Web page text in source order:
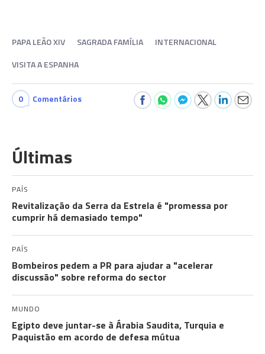
PAPA LEÃO XIV SAGRADA FAMÍLIA
INTERNACIONAL
VISITA A ESPANHA
0 Comentários
Últimas
PAÍS
Revitalização da Serra da Estrela é "promessa por
cumprir há demasiado tempo"
PAÍS
Bombeiros pedem a PR para ajudar a "acelerar
discussão" sobre reforma do sector
MUNDO
Egipto deve juntar-se à Árabia Saudita, Turquia e
Paquistão em acordo de defesa mútua